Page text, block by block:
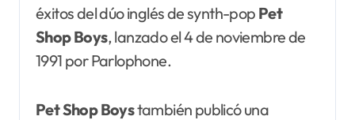
éxitos del dúo inglés de synth-pop Pet
Shop Boys, lanzado el 4 de noviembre de
1991 por Parlophone.
Pet Shop Boystambién publicó una